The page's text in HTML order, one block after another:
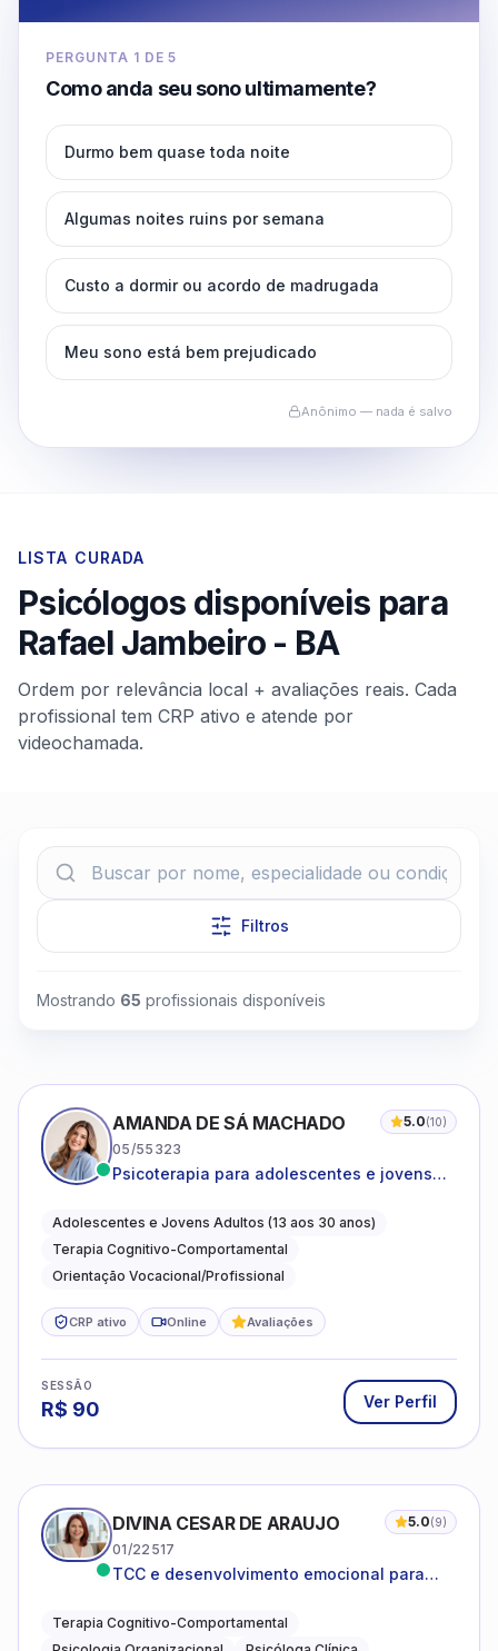
PERGUNTA 1 DE5
Como anda seu sono ultimamente?
Durmo bem quase toda noite
Algumas noites ruins por semana
Custo a dormir ou acordo de madrugada
Meu sono está bem prejudicado
Anônimo — nada é salvo
LISTA CURADA
Psicólogos disponíveis para
Rafael Jambeiro- BA
Ordem por relevância local + avaliações reais. Cada
profissional tem CRP ativo e atende por
videochamada.
Filtros
Mostrando 65 profissionais disponíveis
AMANDA DE SÁ MACHADO 5.0(10)
05/55323
Psicoterapia para adolescentes e jovens
autoestima, relações e orientação
profissional
Adolescentes e Jovens Adultos (13 aos 30 anos)
Terapia Cognitivo-Comportamental
Orientação Vocacional/Profissional
CRP ativo Online Avaliações
SESSÃO
R$ 90 Ver Perfil
DIVINA CESAR DE ARAUJO 5.0(9)
01/22517
TCC e desenvolvimento emocional para
Terapia Cognitivo-Comportamental